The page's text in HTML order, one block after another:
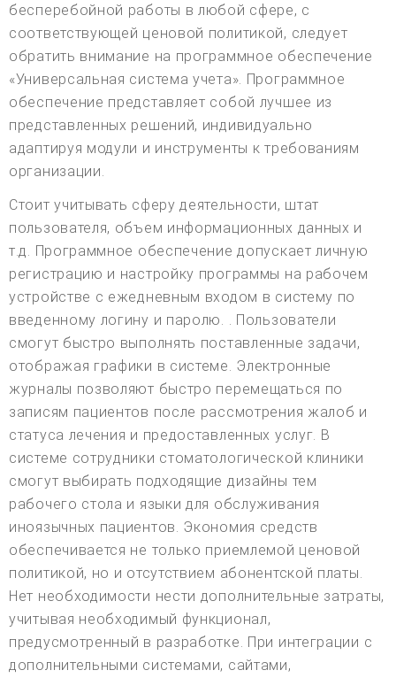
бесперебойной работы в любой сфере, с
соответствующей ценовой политикой, следует
обратить внимание на программное обеспечение
«Универсальная система учета». Программное
обеспечение представляет собой лучшее из
представленных решений, индивидуально
адаптируя модули и инструменты к требованиям
организации.
Стоит учитывать сферу деятельности, штат
пользователя, объем информационных данных и
т.д. Программное обеспечение допускает личную
регистрацию и настройку программы на рабочем
устройстве с ежедневным входом в систему по
введенному логину и паролю. . Пользователи
смогут быстро выполнять поставленные задачи,
отображая графики в системе. Электронные
журналы позволяют быстро перемещаться по
записям пациентов после рассмотрения жалоб и
статуса лечения и предоставленных услуг. В
системе сотрудники стоматологической клиники
смогут выбирать подходящие дизайны тем
рабочего стола и языки для обслуживания
иноязычных пациентов. Экономия средств
обеспечивается не только приемлемой ценовой
политикой, но и отсутствием абонентской платы.
Нет необходимости нести дополнительные затраты,
учитывая необходимый функционал,
предусмотренный в разработке. При интеграции с
дополнительными системами, сайтами,